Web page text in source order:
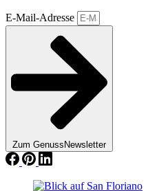
E-Mail-Adresse
Zum GenussNewsletter